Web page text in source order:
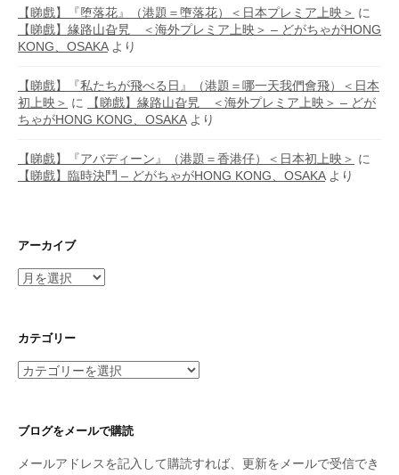
【睇戲】『堕落花』（港題＝墮落花）＜日本プレミア上映＞ に
【睇戲】緣路山旮旯 ＜海外プレミア上映＞ – どがちゃがHONG
KONG、OSAKAより
【睇戲】『私たちが飛べる日』（港題＝哪一天我們會飛）＜日本
初上映＞ に
【睇戲】緣路山旮旯 ＜海外プレミア上映＞ – どが
ちゃがHONG KONG、OSAKAより
【睇戲】『アバディーン』（港題＝香港仔）＜日本初上映＞ に
【睇戲】臨時決鬥 – どがちゃがHONG KONG、OSAKAより
アーカイブ
ア
イ
カテゴリー
カ
リ
ブログをメールで購読
メールアドレスを記入して購読すれば、更新をメールで受信でき